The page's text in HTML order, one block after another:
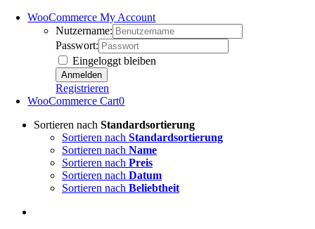
WooCommerce My Account
Nutzername:
Passwort:
Eingeloggt bleiben
Registrieren
WooCommerce Cart0
Sortieren nach Standardsortierung
Sortieren nach Standardsortierung
Sortieren nach Name
Sortieren nach Preis
Sortieren nach Datum
Sortieren nach Beliebtheit